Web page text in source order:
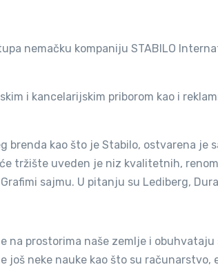
nemačku kompaniju STABILO
i kancelarijskim priborom kao i
brenda kao što je Stabilo, ostvarena je
tržište uveden je niz kvalitetnih,
sajmu. U pitanju su Lediberg,
nauka
prostorima naše zemlje i
još neke nauke kao što su računarstvo,